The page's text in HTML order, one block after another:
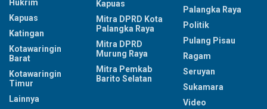
Hukrim
Kapuas
Katingan
Kotawaringin
Barat
Kotawaringin
Timur
Lainnya
Kapuas
Mitra DPRD Kota
Palangka Raya
Mitra DPRD
Murung Raya
Mitra Pemkab
Barito Selatan
Palangka Raya
Politik
Pulang Pisau
Ragam
Seruyan
Sukamara
Video